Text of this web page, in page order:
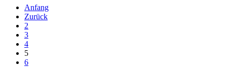
Anfang
Zurück
2
3
4
5
6